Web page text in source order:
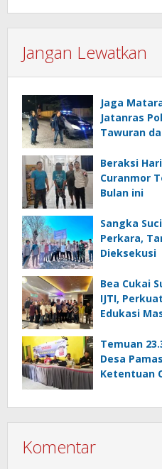
Jangan Lewatkan
Jaga
Jatanras
Tawuran
Beraksi
Curanmor
Bulan ini
Sangka
Perkara,
Dieksekusi
Bea Cukai
IJTI,
Edukasi
Temuan
Desa
Ketentuan
Komentar